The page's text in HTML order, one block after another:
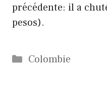
précédente: il a
pesos).
Catégories
Colombie